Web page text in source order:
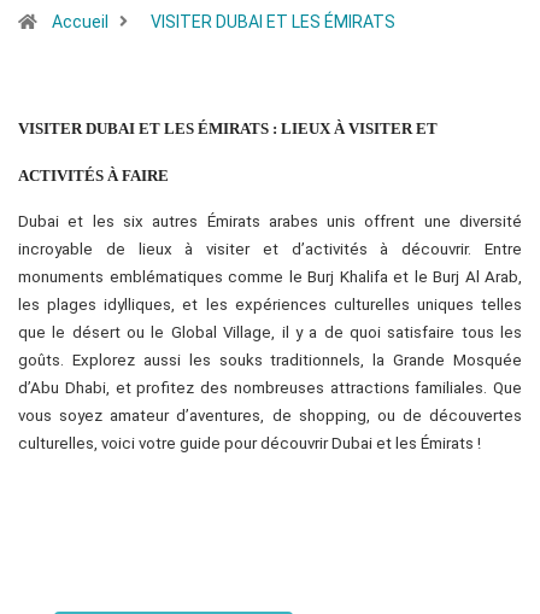
Accueil VISITER DUBAI ET LES ÉMIRATS
VISITER DUBAI ET LES ÉMIRATS : LIEUX À VISITER ET
ACTIVITÉS À FAIRE
Dubai et les six autres Émirats arabes unis offrent une diversité
incroyable de lieux à visiter et d’activités à découvrir. Entre
monuments emblématiques comme le Burj Khalifa et le Burj Al Arab,
les plages idylliques, et les expériences culturelles uniques telles
que le désert ou le Global Village, il y a de quoi satisfaire tous les
goûts. Explorez aussi les souks traditionnels, la Grande Mosquée
d’Abu Dhabi, et profitez des nombreuses attractions familiales. Que
vous soyez amateur d’aventures, de shopping, ou de découvertes
culturelles, voici votre guide pour découvrir Dubai et les Émirats !